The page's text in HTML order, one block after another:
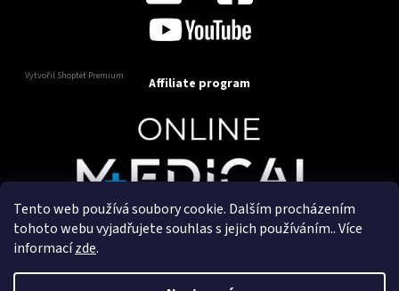
Tento web používá soubory cookie. Dalším procházením
tohoto webu vyjadřujete souhlas s jejich používáním.. Více
informacízde.
Vytvořil Shoptet Premium Affiliate program
Copyright 2025OnlineMedical.cz. Všechna práva
Vytvořil a marketingově zajišťuje